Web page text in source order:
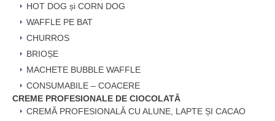
HOT DOG și CORN DOG
WAFFLE PE BAT
CHURROS
BRIOȘE
MACHETE BUBBLE WAFFLE
CONSUMABILE – COACERE
CREME PROFESIONALE DE CIOCOLATĂ
CREMĂ PROFESIONALĂ CU ALUNE, LAPTE ȘI CACAO